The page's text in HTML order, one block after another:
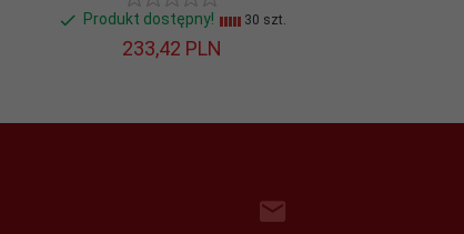
Produkt dostępny! 30 szt.
233,42 PLN